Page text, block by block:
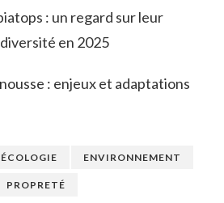
: un regard sur leur
en 2025
: enjeux et adaptations
ÉCOLOGIE ENVIRONNEMENT
PROPRETÉ